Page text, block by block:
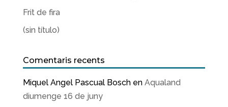
Frit de fira
(sin título)
Comentaris recents
Miquel Angel Pascual Boschen Aqualand
diumenge 16 de juny